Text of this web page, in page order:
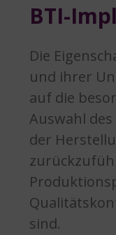
BTI-
Die
und ihrer
auf die
Auswahl
der
sind.